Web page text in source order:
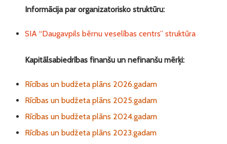
Informācija par organizatorisko struktūru:
SIA “Daugavpils bērnu veselības centrs” struktūra
Kapitālsabiedrības finanšu un nefinanšu mērķi:
Rīcības un budžeta plāns 2026.gadam
Rīcības un budžeta plāns 2025.gadam
Rīcības un budžeta plāns 2024.gadam
Rīcības un budžeta plāns 2023.gadam